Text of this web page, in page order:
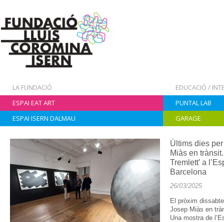
LA FUNDACIÓ
EDUCACIÓ /
ESPAI EAT ART
PUNTAL LAB
ESPAI ISERN DALMAU
GARAGE
Últims dies
Miàs en
Tremlett’ a
Barcelona
26/03/2025
El pròxim
Josep Miàs en
Una mostra de